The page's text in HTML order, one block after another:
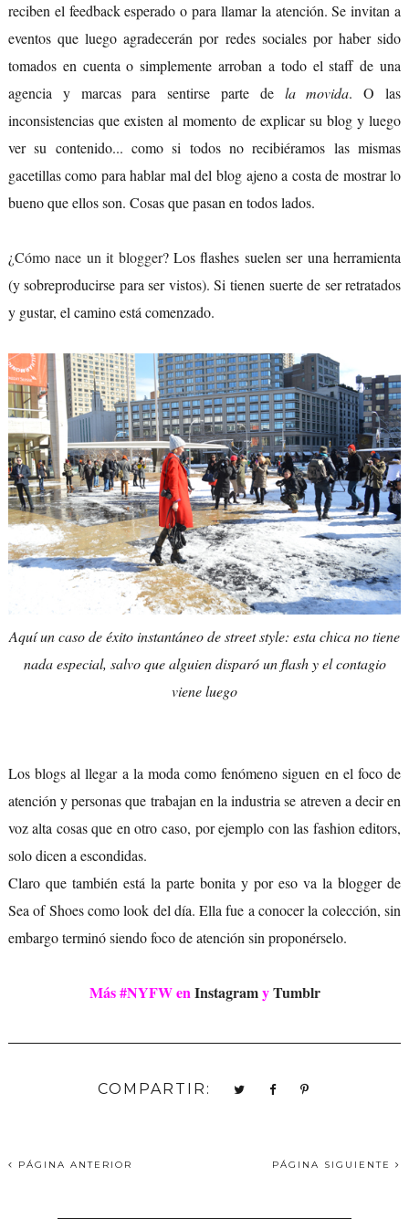
reciben el feedback esperado o para llamar la atención. Se invitan a
eventos que luego agradecerán por redes sociales por haber sido
tomados en cuenta o simplemente arroban a todo el staff de una
agencia y marcas para sentirse parte dela movida. O las
inconsistencias que existen al momento de explicar su blog y luego
ver su contenido... como si todos no recibiéramos las mismas
gacetillas como para hablar mal del blog ajeno a costa de mostrar lo
bueno que ellos son. Cosas que pasan en todos lados.
¿Cómo nace un it blogger? Los flashes suelen ser una herramienta
(y sobreproducirse para ser vistos). Si tienen suerte de ser retratados
y gustar, el camino está comenzado.
Aquí un caso de éxito instantáneo de street style: esta chica no tiene
nada especial, salvo que alguien disparó un flash y el contagio
viene luego
Los blogs al llegar a la moda como fenómeno siguen en el foco de
atención y personas que trabajan en la industria se atreven a decir en
voz alta cosas que en otro caso, por ejemplo con las fashion editors,
solo dicen a escondidas.
Claro que también está la parte bonita y por eso va la blogger de
Sea of Shoes como look del día. Ella fue a conocer la colección, sin
embargo terminó siendo foco de atención sin proponérselo.
Más #NYFW enInstagramyTumblr
COMPARTIR:
PÁGINA ANTERIOR PÁGINA SIGUIENTE